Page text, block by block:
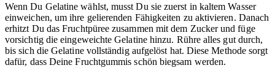
Wenn Du Gelatine wählst, musst Du sie zuerst in kaltem Wasser
einweichen, um ihre gelierenden Fähigkeiten zu aktivieren. Danach
erhitzt Du das Fruchtpüree zusammen mit dem Zucker und füge
vorsichtig die eingeweichte Gelatine hinzu. Rühre alles gut durch,
bis sich die Gelatine vollständig aufgelöst hat. Diese Methode sorgt
dafür, dass Deine Fruchtgummis schön biegsam werden.